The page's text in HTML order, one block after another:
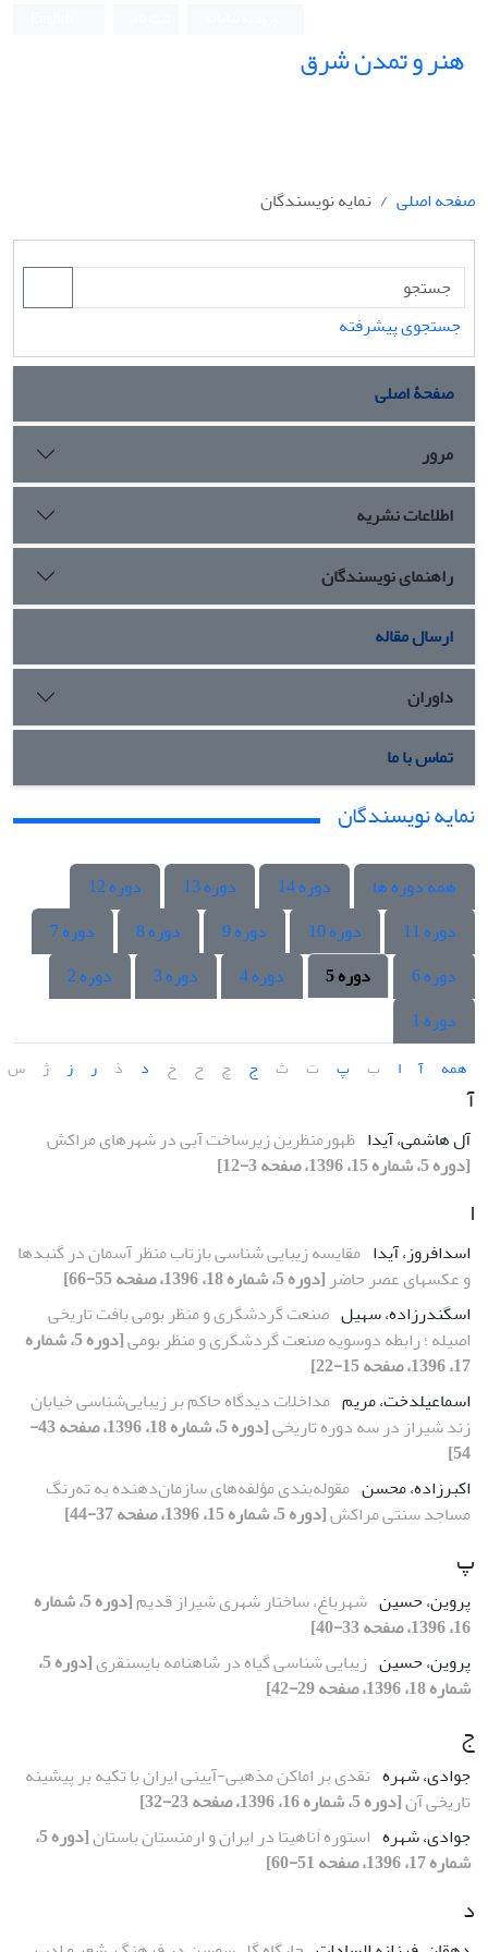
هنر و تمدن شرق
صفحه اصلی نمایه نویسندگان
جستجوی پیشرفته
صفحۀ اصلی
مرور
اطلاعات نشریه
راهنمای نویسندگان
ارسال مقاله
داوران
تماس با ما
نمایه نویسندگان
همه دوره ها دوره 14 دوره 13
دوره 12
دوره 11
دوره 10 دوره 9 دوره 8
دوره 7
دوره 6
دوره 5 دوره 4 دوره 3
دوره 2
دوره 1
همه آ ا ب پ ت ث ج چ ح خ د ذ ر ز ژ س
آ
آل هاشمی، آیدا ظهورمنظرین زیرساخت آبی در شهرهای مراکش
[دوره 5، شماره 15، 1396، صفحه 3-12]
ا
اسدافروز، آیدا مقایسه زیبایی ‏شناسی بازتاب منظر آسمان در گنبدها
و عکس‏های عصر حاضر [دوره 5، شماره 18، 1396، صفحه 55-66]
اسگندرزاده، سهیل صنعت گردشگری و منظر بومی بافت تاریخی
اصیله ؛ رابطه دوسویه صنعت گردشگری و منظر بومی
[دوره 5، شماره
17، 1396، صفحه 15-22]
اسماعیلدخت، مریم مداخلات دیدگاه حاکم بر زیبایی‌شناسی خیابان
زند شیراز در سه دوره تاریخی
[دوره 5، شماره 18، 1396، صفحه 43-
54]
اکبرزاده، محسن مقوله‌بندی مؤلفه‌های سازمان‌دهنده به ته‌رنگ
مساجد سنتی مراکش[دوره 5، شماره 15، 1396، صفحه 37-44]
پ
پروین، حسین شهرباغ، ساختار شهری شیراز قدیم
[دوره 5، شماره
16، 1396، صفحه 33-40]
پروین، حسین زیبایی شناسی گیاه در شاهنامه بایسنقری
[دوره 5،
شماره 18، 1396، صفحه 29-42]
ج
جوادی، شهره نقدی بر اماکن مذهبی-آیینی ایران با تکیه بر پیشینه
تاریخی آن[دوره 5، شماره 16، 1396، صفحه 23-32]
جوادی، شهره استوره‌ اَناهیتا در ایران و ارمنستان باستان
[دوره 5،
شماره 17، 1396، صفحه 51-60]
د